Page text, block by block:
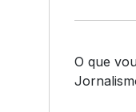
O que